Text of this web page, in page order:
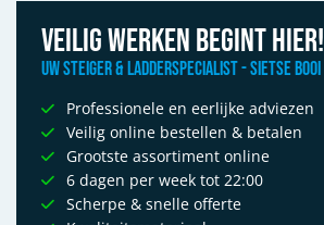
Veilig werken begint hier!
Uw Steiger & Ladderspecialist - Sietse Booi
Professionele en eerlijke adviezen
Veilig online bestellen & betalen
Grootste assortiment online
6 dagen per week tot 22:00
Scherpe & snelle offerte